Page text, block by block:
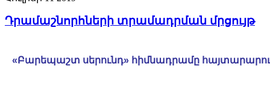
Դրամաշնորհների տրամադրման մրցույթ
«Բարեպաշտ սերունդ» հիմնադրամը